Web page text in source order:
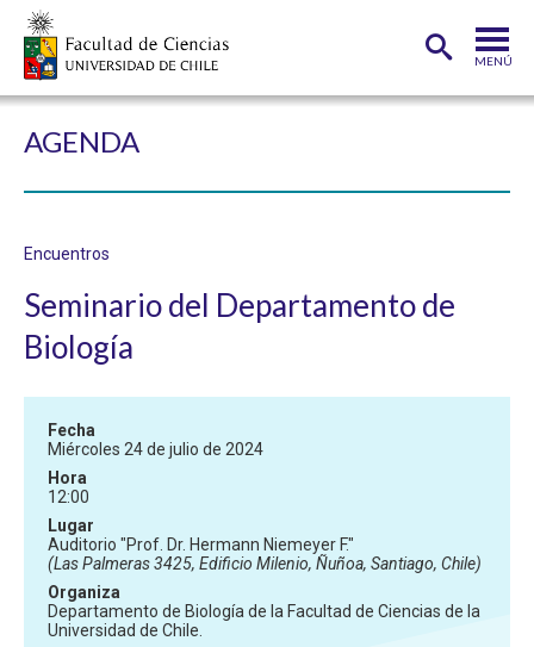
MENÚ
POSTGRADOS
ESTUDIANTES
FUNCIONARIOS
AGENDA
Encuentros
Seminario del Departamento de
Biología
Fecha
Miércoles 24 de julio de 2024
Hora
12:00
Lugar
Auditorio "Prof. Dr. Hermann Niemeyer F."
(Las Palmeras 3425, Edificio Milenio, Ñuñoa, Santiago, Chile)
Organiza
Departamento de Biología de la Facultad de Ciencias de la
Universidad de Chile.